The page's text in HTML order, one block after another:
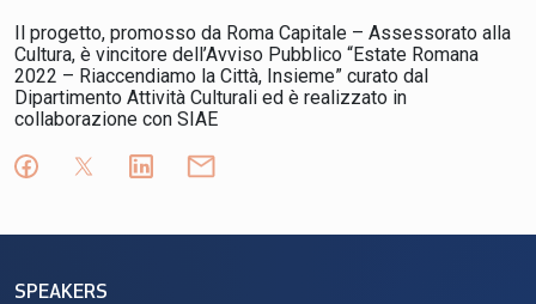
Il progetto, promosso da Roma Capitale – Assessorato alla
Cultura, è vincitore dell’Avviso Pubblico “Estate Romana
2022 – Riaccendiamo la Città, Insieme” curato dal
Dipartimento Attività Culturali ed è realizzato in
collaborazione con SIAE
SPEAKERS